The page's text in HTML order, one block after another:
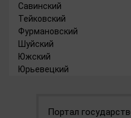
Савинский
Тейковский
Фурмановский
Шуйский
Южский
Юрьевецкий
Портал